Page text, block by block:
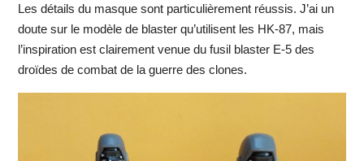
Les détails du masque sont particulièrement réussis. J’ai un
doute sur le modèle de blaster qu’utilisent les HK-87, mais
l’inspiration est clairement venue du fusil blaster E-5 des
droïdes de combat de la guerre des clones.